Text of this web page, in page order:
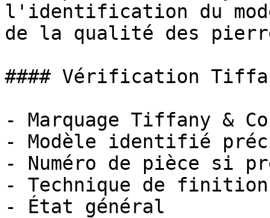
l'identification du
de la qualité des
#### Vérification
- Marquage Tiffany &
- Modèle identifié
- Numéro de pièce si
- Technique de finition
- État général